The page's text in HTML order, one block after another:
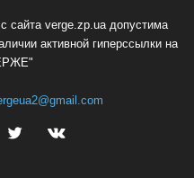
сайта verge.zp.ua допустима
активной гиперссылки на